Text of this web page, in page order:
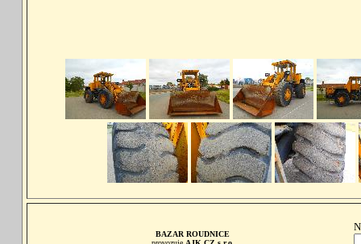
BAZAR ROUDNICE